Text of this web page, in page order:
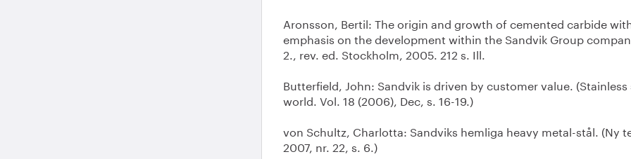
Aronsson, Bertil: The origin and growth of cemented carbide
emphasis on the development within the Sandvik Group
2., rev. ed. Stockholm, 2005. 212 s. Ill.
Butterfield, John: Sandvik is driven by customer value. (Stainless
world. Vol. 18 (2006), Dec, s. 16-19.)
von Schultz, Charlotta: Sandviks hemliga heavy metal-stål. (Ny
2007, nr. 22, s. 6.)